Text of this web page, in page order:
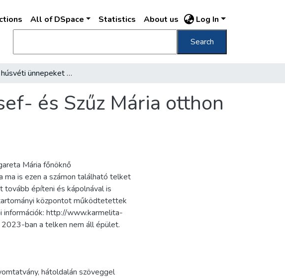
All of DSpace Statistics About us Log In
Search
Boldog húsvéti ünnepeket Szent József- és Szűz Mária otthon Budapest X., Maglódi-út 125.
és Szűz Mária otthon
Mária főnöknő
is ezen a számon található telket
építeni és kápolnával is
központot működtetettek
http://www.karmelita-
ban a telken nem áll épület.
hátoldalán szöveggel